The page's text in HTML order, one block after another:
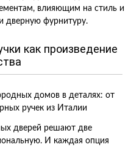
влияющим на стиль и
дверную фурнитуру.
как произведение
дверей решают две
И каждая опция